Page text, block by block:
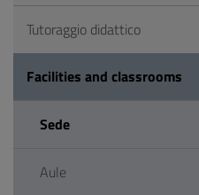
Tutoraggio didattico
Facilities and classrooms
Sede
Aule